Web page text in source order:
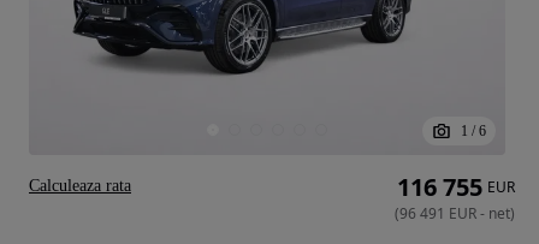
1 / 6
116 755 EUR
(96 491 EUR- net)
Calculeaza rata